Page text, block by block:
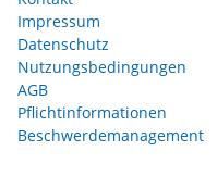
Impressum
Datenschutz
Nutzungsbedingungen
AGB
Pflichtinformationen
Beschwerdemanagement